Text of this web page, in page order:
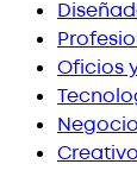
Oficios